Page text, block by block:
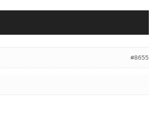
#8655